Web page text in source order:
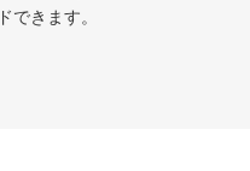
できます。